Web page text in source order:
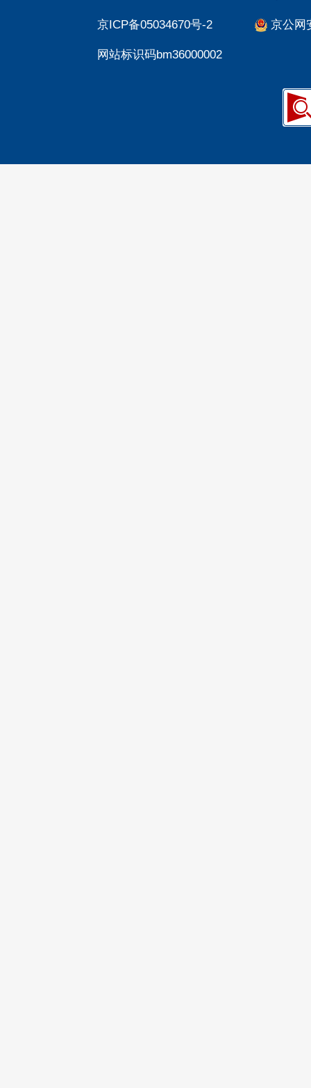
京ICP备05034670号-2 京公网
网站标识码bm36000002